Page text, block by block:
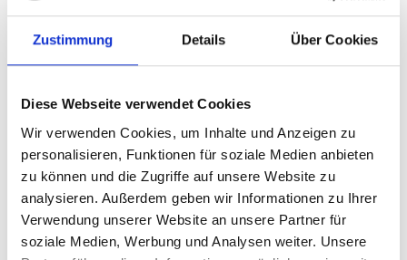
Zustimmung Details Über Cookies
Diese Webseite verwendet Cookies
Wir verwenden Cookies, um Inhalte und Anzeigen zu
personalisieren, Funktionen für soziale Medien anbieten
zu können und die Zugriffe auf unsere Website zu
analysieren. Außerdem geben wir Informationen zu Ihrer
Verwendung unserer Website an unsere Partner für
soziale Medien, Werbung und Analysen weiter. Unsere
Marmorweg
Kapuzinerstr. 10
info@schlanders-laas.it
Lage
Impressionen